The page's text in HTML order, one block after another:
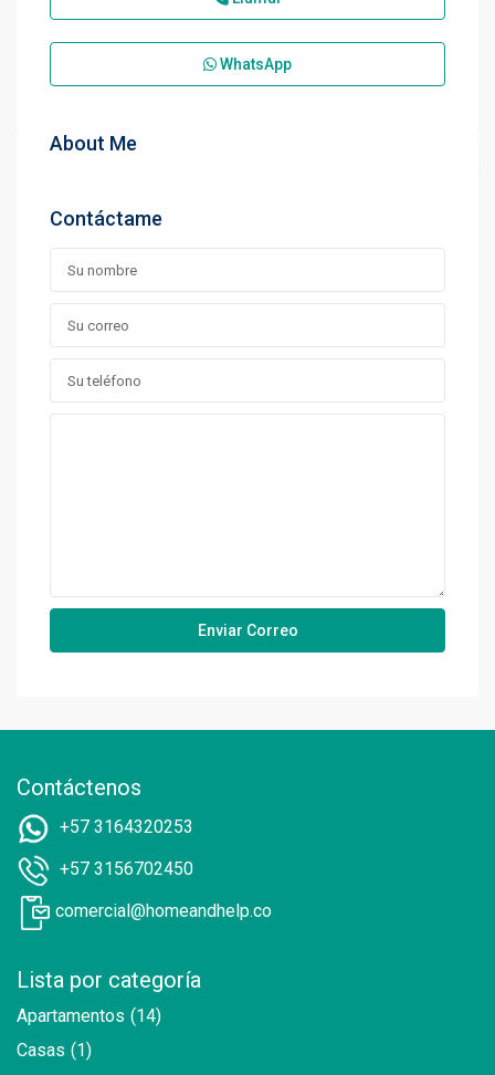
WhatsApp
About Me
Contáctame
Contáctenos
+57 3164320253
+57 3156702450
comercial@homeandhelp.co
Lista por categoría
Apartamentos (14)
Casas (1)